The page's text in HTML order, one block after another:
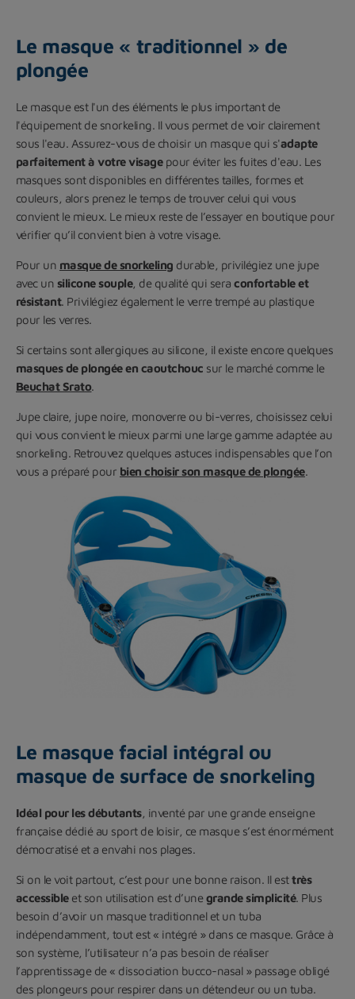
Le masque « traditionnel » de
plongée
Le masque est l'un des éléments le plus important de
l'équipement de snorkeling. Il vous permet de voir clairement
sous l'eau. Assurez-vous de choisir un masque qui s'adapte
parfaitement à votre visagepour éviter les fuites d'eau. Les
masques sont disponibles en différentes tailles, formes et
couleurs, alors prenez le temps de trouver celui qui vous
convient le mieux. Le mieux reste de l’essayer en boutique pour
vérifier qu’il convient bien à votre visage.
Pour un masque de snorkeling durable, privilégiez une jupe
avec un silicone souple, de qualité qui seraconfortable et
résistant. Privilégiez également le verre trempé au plastique
pour les verres.
Si certains sont allergiques au silicone, il existe encore quelques
masques de plongée en caoutchouc sur le marché comme le
Beuchat Srato.
Jupe claire, jupe noire, monoverre ou bi-verres, choisissez celui
qui vous convient le mieux parmi une large gamme adaptée au
snorkeling. Retrouvez quelques astuces indispensables que l’on
vous a préparé pour bien choisir son masque de plongée.
Le masque facial intégral ou
masque de surface de snorkeling
Idéal pour les débutants, inventé par une grande enseigne
française dédié au sport de loisir, ce masque s’est énormément
démocratisé et a envahi nos plages.
Si on le voit partout, c’est pour une bonne raison. Il esttrès
accessibleet son utilisation est d’unegrande simplicité. Plus
besoin d’avoir un masque traditionnel et un tuba
indépendamment, tout est « intégré » dans ce masque. Grâce à
son système, l’utilisateur n’a pas besoin de réaliser
l’apprentissage de « dissociation bucco-nasal » passage obligé
des plongeurs pour respirer dans un détendeur ou un tuba.